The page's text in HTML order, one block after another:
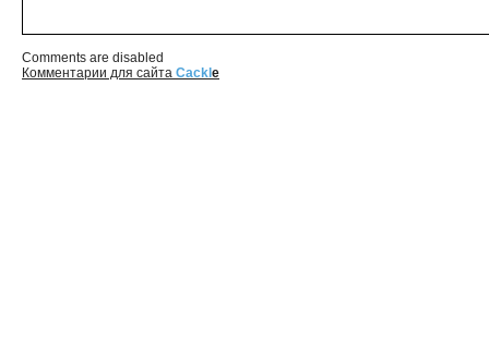
Comments are disabled
Комментарии для сайта Cackl e